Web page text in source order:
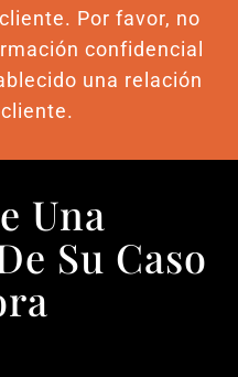
Por favor, no
confidencial
una relación
Una
Su Caso